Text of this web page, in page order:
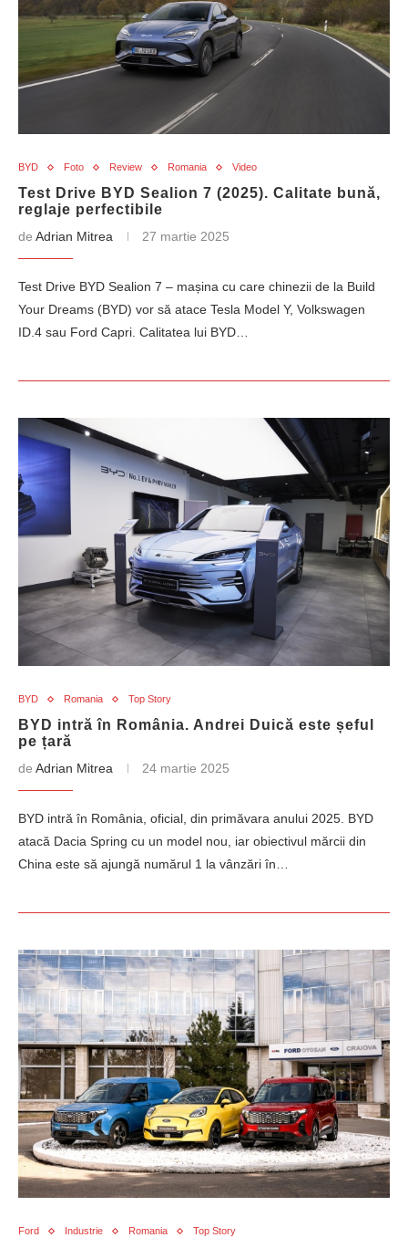
BYD Foto Review Romania Video
Test Drive BYD Sealion 7 (2025). Calitate bună,
reglaje perfectibile
de Adrian Mitrea 27 martie 2025
Test Drive BYD Sealion 7 – mașina cu care chinezii de la Build
Your Dreams (BYD) vor să atace Tesla Model Y, Volkswagen
ID.4 sau Ford Capri. Calitatea lui BYD…
BYD Romania Top Story
BYD intră în România. Andrei Duică este șeful
pe țară
de Adrian Mitrea 24 martie 2025
BYD intră în România, oficial, din primăvara anului 2025. BYD
atacă Dacia Spring cu un model nou, iar obiectivul mărcii din
China este să ajungă numărul 1 la vânzări în…
Ford Industrie Romania Top Story